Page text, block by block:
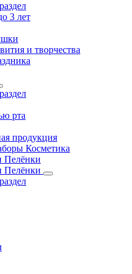
3 лет
и творчества
рта
продукция
Косметика
Пелёнки
Пелёнки